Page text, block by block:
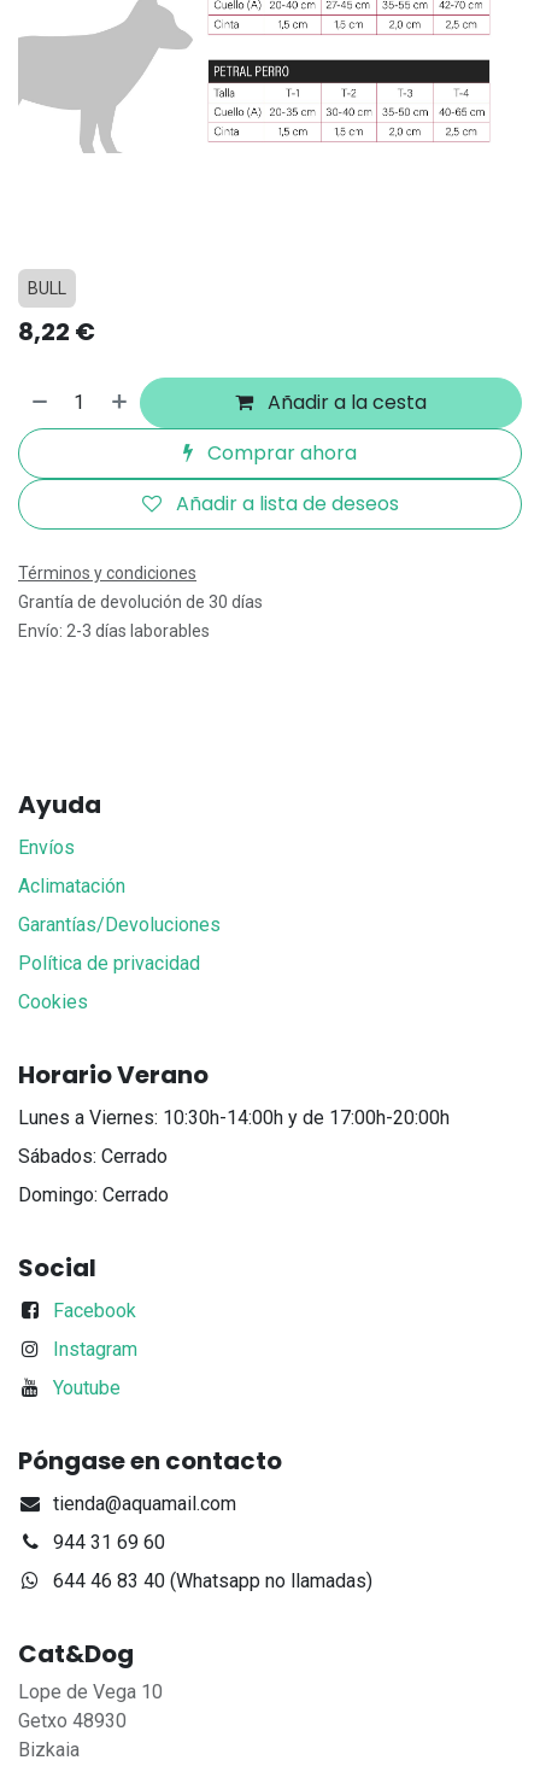
BULL
8,22 €
Añadir a la cesta
Comprar ahora
Añadir a lista de deseos
Términos y condiciones
Grantía de devolución de 30 días
Envío: 2-3 días laborables
Ayuda
Envíos
Aclimatación
Garantías/Devoluciones
Política de privacidad
Cookies
Horario Verano
Lunes a Viernes: 10:30h-14:00h y de 17:00h-20:00h
Sábados: Cerrado
Domingo: Cerrado
Social
Facebook
Instagram
Youtube
Póngase en contacto
tienda@aquamail.com
944 31 69 60
644 46 83 40 (Whatsapp no llamadas)
Cat&Dog
Lope de Vega 10
Getxo 48930
Bizkaia